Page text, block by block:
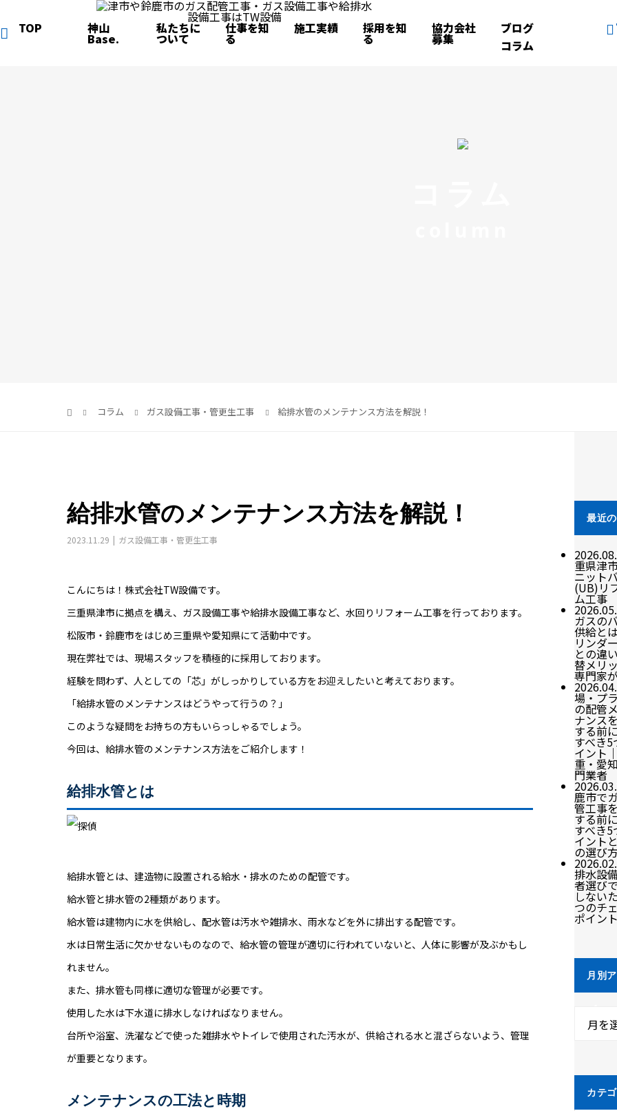
TOP 神山
Base.
私たちに
ついて
仕事を知
る
施工実績 採用を知
る
協力会社
募集
ブログ
コラム
コラム ガス設備工事・管更生工事 給排水管のメンテナンス方法を解説！
給排水管のメンテナンス方法を解説！
2023.11.29 ガス設備工事・管更生工事
こんにちは！株式会社TW設備です。
三重県津市に拠点を構え、ガス設備工事や給排水設備工事など、水回りリフォーム工事を行っております。
松阪市・鈴鹿市をはじめ三重県や愛知県にて活動中です。
現在弊社では、現場スタッフを積極的に採用しております。
経験を問わず、人としての「芯」がしっかりしている方をお迎えしたいと考えております。
「給排水管のメンテナンスはどうやって行うの？」
このような疑問をお持ちの方もいらっしゃるでしょう。
今回は、給排水管のメンテナンス方法をご紹介します！
給排水管とは
給排水管とは、建造物に設置される給水・排水のための配管です。
給水管と排水管の2種類があります。
給水管は建物内に水を供給し、配水管は汚水や雑排水、雨水などを外に排出する配管です。
水は日常生活に欠かせないものなので、給水管の管理が適切に行われていないと、人体に影響が及ぶかもし
れません。
また、排水管も同様に適切な管理が必要です。
使用した水は下水道に排水しなければなりません。
台所や浴室、洗濯などで使った雑排水やトイレで使用された汚水が、供給される水と混ざらないよう、管理
が重要となります。
メンテナンスの工法と時期
最近
重県津
ニット
(UB)リ
ム工事
ガスの
供給と
リンダ
との違
替メリ
専門家
場・プ
の配管
ナンス
する前
すべき5
イント
重・愛
門業者
鹿市で
管工事
する前
すべき5
イント
の選び
排水設
者選び
しない
つのチ
ポイント
月別
月を
カテ